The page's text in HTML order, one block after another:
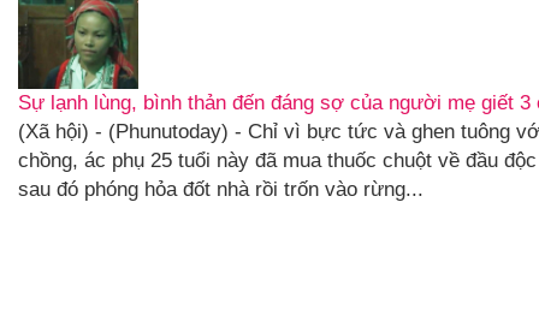
Sự lạnh lùng, bình thản đến đáng sợ của người mẹ giết 3
(Xã hội) - (Phunutoday) - Chỉ vì bực tức và ghen tuông
chồng, ác phụ 25 tuổi này đã mua thuốc chuột về đầu
sau đó phóng hỏa đốt nhà rồi trốn vào rừng...